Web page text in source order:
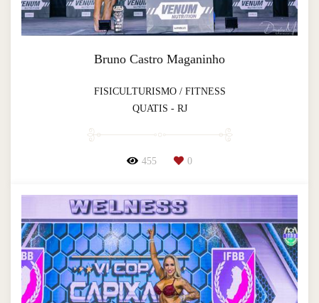
Bruno Castro Maganinho
FISICULTURISMO / FITNESS
QUATIS - RJ
455 0